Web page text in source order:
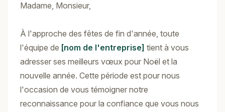
Madame, Monsieur,
À l'approche des fêtes de fin d'année, toute
l'équipe de [nom de l'entreprise] tient à vous
adresser ses meilleurs vœux pour Noël et la
nouvelle année. Cette période est pour nous
l'occasion de vous témoigner notre
reconnaissance pour la confiance que vous nous